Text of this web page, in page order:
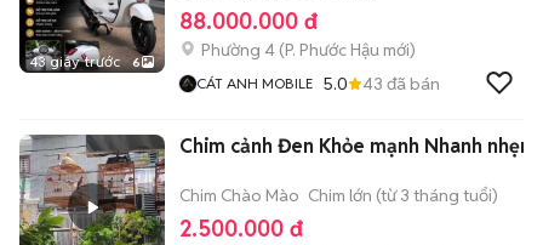
43 giây trước 6
88.000.000 đ
Phường 4 (P. Phước Hậu mới)
CÁT ANH MOBILE 5.0 43 đã bán
Chim cảnh Đen Khỏe mạnh Nhanh nhẹn
Chim Chào Mào Chim lớn (từ 3 tháng tuổi)
2.500.000 đ